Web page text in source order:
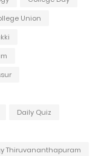
Union
Daily Quiz
Thiruvananthapuram